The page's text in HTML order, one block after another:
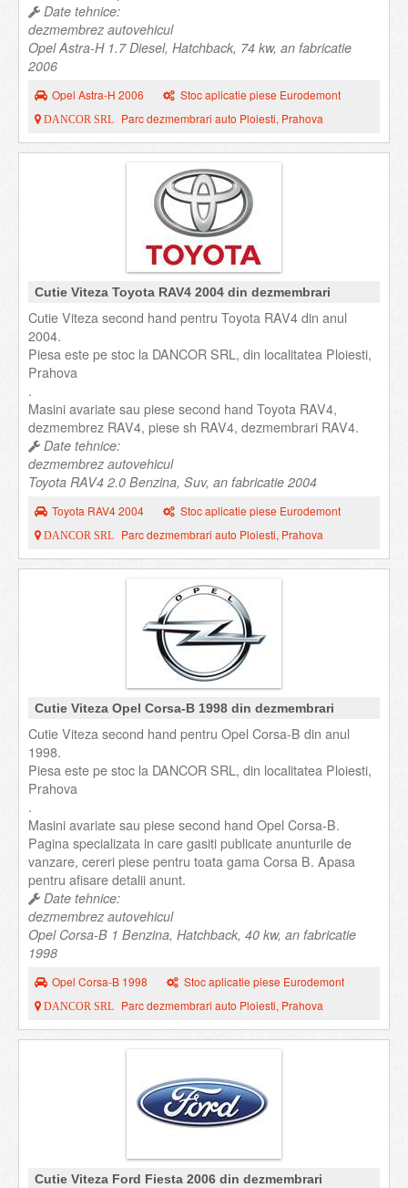
Date tehnice:
dezmembrez autovehicul
Opel Astra-H 1.7 Diesel, Hatchback, 74 kw, an fabricatie
2006
Opel Astra-H 2006 Stoc aplicatie piese Eurodemont
DANCOR SRL Parc dezmembrari auto Ploiesti, Prahova
Cutie Viteza Toyota RAV4 2004 din dezmembrari
Cutie Viteza second hand pentru Toyota RAV4 din anul
2004.
Piesa este pe stoc la DANCOR SRL, din localitatea Ploiesti,
Prahova
.
Masini avariate sau piese second hand Toyota RAV4,
dezmembrez RAV4, piese sh RAV4, dezmembrari RAV4.
Date tehnice:
dezmembrez autovehicul
Toyota RAV4 2.0 Benzina, Suv, an fabricatie 2004
Toyota RAV4 2004 Stoc aplicatie piese Eurodemont
DANCOR SRL Parc dezmembrari auto Ploiesti, Prahova
Cutie Viteza Opel Corsa-B 1998 din dezmembrari
Cutie Viteza second hand pentru Opel Corsa-B din anul
1998.
Piesa este pe stoc la DANCOR SRL, din localitatea Ploiesti,
Prahova
.
Masini avariate sau piese second hand Opel Corsa-B.
Pagina specializata in care gasiti publicate anunturile de
vanzare, cereri piese pentru toata gama Corsa B. Apasa
pentru afisare detalii anunt.
Date tehnice:
dezmembrez autovehicul
Opel Corsa-B 1 Benzina, Hatchback, 40 kw, an fabricatie
1998
Opel Corsa-B 1998 Stoc aplicatie piese Eurodemont
DANCOR SRL Parc dezmembrari auto Ploiesti, Prahova
Cutie Viteza Ford Fiesta 2006 din dezmembrari